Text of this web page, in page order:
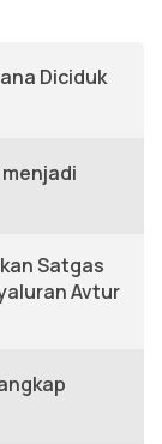
Diciduk
menjadi
Satgas
Avtur